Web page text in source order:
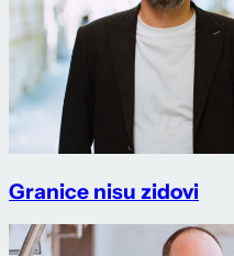
Granice nisu zidovi